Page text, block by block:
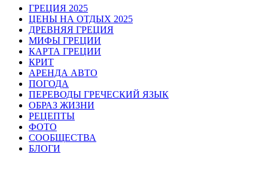
ГРЕЦИЯ 2025
ЦЕНЫ НА ОТДЫХ 2025
ДРЕВНЯЯ ГРЕЦИЯ
МИФЫ ГРЕЦИИ
КАРТА ГРЕЦИИ
КРИТ
АРЕНДА АВТО
ПОГОДА
ПЕРЕВОДЫ ГРЕЧЕСКИЙ ЯЗЫК
ОБРАЗ ЖИЗНИ
РЕЦЕПТЫ
ФОТО
СООБЩЕСТВА
БЛОГИ